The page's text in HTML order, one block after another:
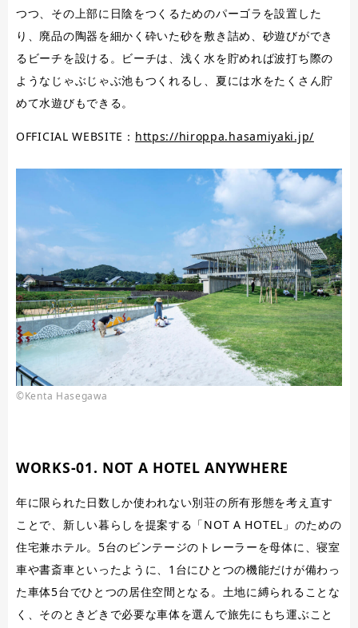
©Kenta Hasegawa
つつ、その上部に日陰をつくるためのパーゴラを設置した
り、廃品の陶器を細かく砕いた砂を敷き詰め、砂遊びができ
るビーチを設ける。ビーチは、浅く水を貯めれば波打ち際の
ようなじゃぶじゃぶ池もつくれるし、夏には水をたくさん貯
めて水遊びもできる。
OFFICIAL WEBSITE： https://hiroppa.hasamiyaki.jp/
WORKS-01. NOT A HOTEL ANYWHERE
年に限られた日数しか使われない別荘の所有形態を考え直す
ことで、新しい暮らしを提案する「NOT A HOTEL」のための
住宅兼ホテル。5台のビンテージのトレーラーを母体に、寝室
車や書斎車といったように、1台にひとつの機能だけが備わっ
た車体5台でひとつの居住空間となる。土地に縛られることな
く、そのときどきで必要な車体を選んで旅先にもち運ぶこと